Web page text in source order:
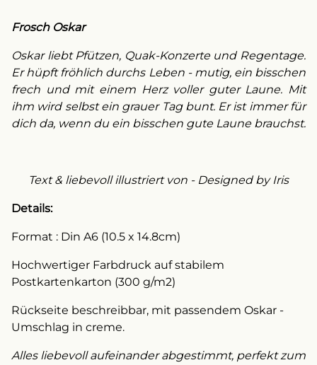
Frosch Oskar
Oskar liebt Pfützen, Quak-Konzerte und Regentage.
Er hüpft fröhlich durchs Leben - mutig, ein bisschen
frech und mit einem Herz voller guter Laune. Mit
ihm wird selbst ein grauer Tag bunt. Er ist immer für
dich da, wenn du ein bisschen gute Laune brauchst.
Text & liebevoll illustriert von - Designed by Iris
Details:
Format : Din A6 (10.5 x 14.8cm)
Hochwertiger Farbdruck auf stabilem
Postkartenkarton (300 g/m2)
Rückseite beschreibbar, mit passendem Oskar -
Umschlag in creme.
Alles liebevoll aufeinander abgestimmt, perfekt zum